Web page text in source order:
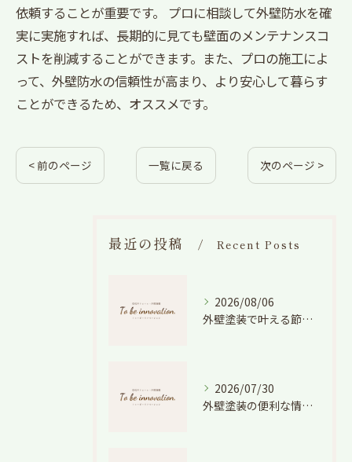
依頼することが重要です。 プロに相談して外壁防水を確
実に実施すれば、長期的に見ても壁面のメンテナンスコ
ストを削減することができます。また、プロの施工によ
って、外壁防水の信頼性が高まり、より安心して暮らす
ことができるため、オススメです。
< 前のページ 一覧に戻る 次のページ >
最近の投稿 Recent Posts
2026/08/06
外壁塗装で叶える節電効果と愛知県の相場や色選びのポイントを徹底解説
2026/07/30
外壁塗装の便利な情報と失敗しない色や費用判断のコツを徹底解説